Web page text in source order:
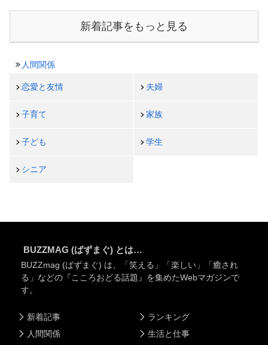
新着記事をもっと見る
人間関係
恋愛と友情 夫婦
子育て 家族
子ども 学生
シニア
BUZZMAG (ばずまぐ) とは…
BUZZmag (ばずまぐ) は、「笑える」「楽しい」「癒され
る」などの『こころおどる話題』を集めたWebマガジンで
す。
新着記事
人間関係
ランキング
生活と仕事